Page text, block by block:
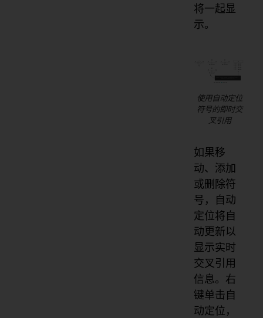
将一起显
示。
使用自动定位
符号的即时交
叉引用
如果移
动、添加
或删除符
号，自动
定位将自
动更新以
显示实时
交叉引用
信息。右
键单击自
动定位，